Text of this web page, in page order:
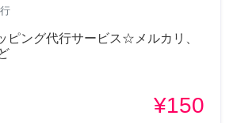
ピング代行サービス☆メルカリ、
¥150